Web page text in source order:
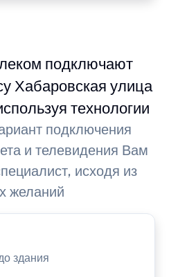
подключают
Хабаровская улица
технологии
подключения
и телевидения Вам
исходя из
желаний
здания